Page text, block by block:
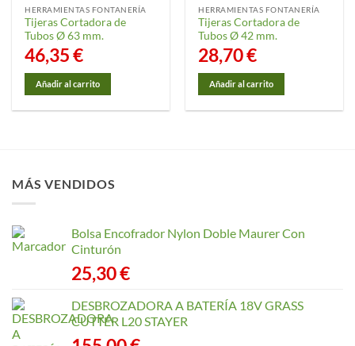
HERRAMIENTAS FONTANERÍA
Tijeras Cortadora de
Tubos Ø 63 mm.
46,35€
Añadir al carrito
HERRAMIENTAS FONTANERÍA
Tijeras Cortadora de
Tubos Ø 42 mm.
28,70€
Añadir al carrito
MÁS VENDIDOS
Bolsa Encofrador Nylon Doble Maurer Con
Cinturón
25,30€
DESBROZADORA A BATERÍA 18V GRASS
CUTTER L20 STAYER